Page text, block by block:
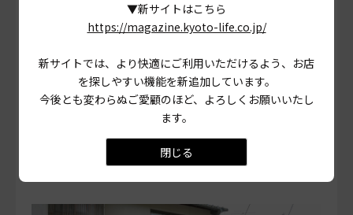
東福寺から移転し、2025年4月にリニューアルオープン。
夫がリノベーションを手掛け、店内から丁寧に手入れされ
建物をぐるりと歩き、庭で靴を脱いで店内へと上がるつく
りになっている。季節の植物や軒先の灯籠が目に入り、店
へと向かう時間でさえ、心がほぐれていく。わらび餅を味
わいながら、庭の緑に身をゆだねて、ただ静かな時間を過
▼新サイトはこちら
https://magazine.kyoto-life.co.jp/
新サイトでは、より快適にご利用いただけるよう、お店
を探しやすい機能を新追加しています。
今後とも変わらぬご愛顧のほど、よろしくお願いいたし
ます。
閉じる